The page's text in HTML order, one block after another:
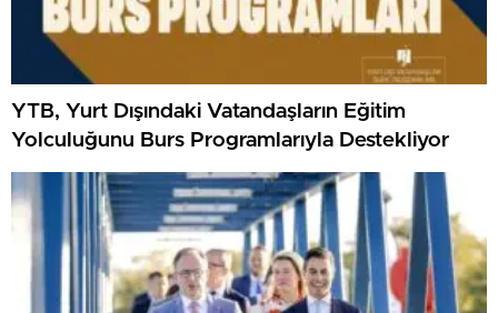
YTB, Yurt Dışındaki Vatandaşların Eğitim
Yolculuğunu Burs Programlarıyla Destekliyor